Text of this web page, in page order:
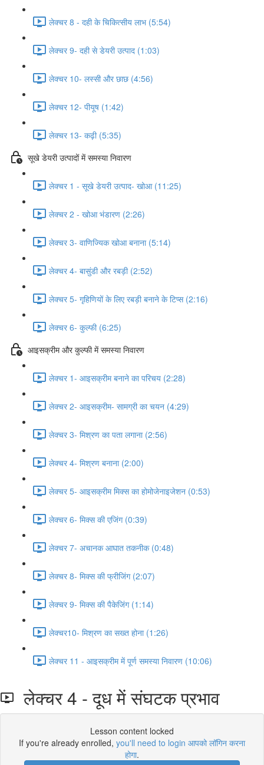
लेक्चर 8 - दही के चिकित्सीय लाभ (5:54)
लेक्चर 9- दही से डेयरी उत्पाद (1:03)
लेक्चर 10- लस्सी और छाछ (4:56)
लेक्चर 12- पीयूष (1:42)
लेक्चर 13- कढ़ी (5:35)
सूखे डेयरी उत्पादों में समस्या निवारण
लेक्चर 1 - सूखे डेयरी उत्पाद- खोआ (11:25)
लेक्चर 2 - खोआ भंडारण (2:26)
लेक्चर 3- वाणिज्यिक खोआ बनाना (5:14)
लेक्चर 4- बासुंडी और रबड़ी (2:52)
लेक्चर 5- गृहिणियों के लिए रबड़ी बनाने के टिप्स (2:16)
लेक्चर 6- कुल्फी (6:25)
आइसक्रीम और कुल्फी में समस्या निवारण
लेक्चर 1- आइसक्रीम बनाने का परिचय (2:28)
लेक्चर 2- आइसक्रीम- सामग्री का चयन (4:29)
लेक्चर 3- मिश्रण का पता लगाना (2:56)
लेक्चर 4- मिश्रण बनाना (2:00)
लेक्चर 5- आइसक्रीम मिक्स का होमोजेनाइजेशन (0:53)
लेक्चर 6- मिक्स की एजिंग (0:39)
लेक्चर 7- अचानक आघात तकनीक (0:48)
लेक्चर 8- मिक्स की फ्रीजिंग (2:07)
लेक्चर 9- मिक्स की पैकेजिंग (1:14)
लेक्चर10- मिश्रण का सख्त होना (1:26)
लेक्चर 11 - आइसक्रीम में पूर्ण समस्या निवारण (10:06)
लेक्चर 4 - दूध में संघटक प्रभाव
Lesson content locked
If you're already enrolled, you'll need to login आपको लॉगिन करना
होगा.